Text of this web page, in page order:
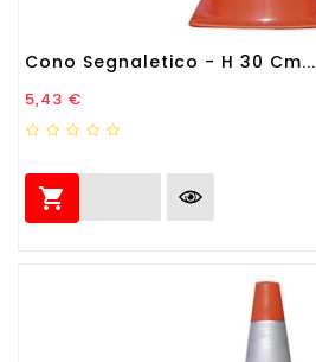
Cono Segnaletico - H 30 Cm...
Prezzo
5,43 €
